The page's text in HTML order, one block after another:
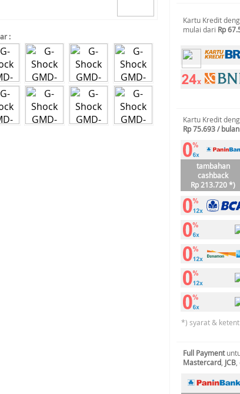
:
Kartu Kredit
mulai dari Rp
Kartu Kredit
Rp 75.693 / bulan
tambahan
cashback
Rp 213.720 *)
*) syarat &
Full Payment
Mastercard JCB